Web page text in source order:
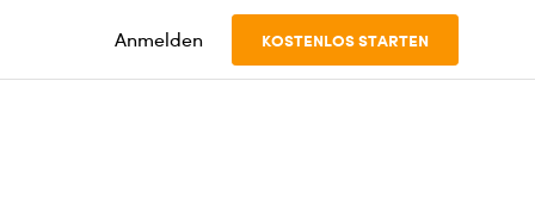
Anmelden KOSTENLOS STARTEN